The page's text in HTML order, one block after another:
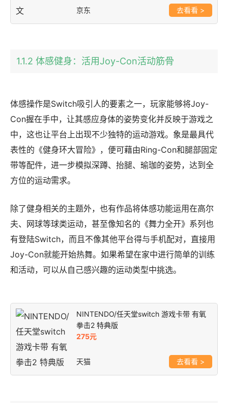
京东 >
1.1.2 体感健身：活用Joy-Con活动筋骨
体感操作是Switch吸引人的要素之一，玩家能够将Joy-
Con握在手中，让其感应身体的姿势变化并反映于游戏之
中，这也让平台上出现不少独特的运动游戏。象是最具代
表性的《健身环大冒险》，便可藉由Ring-Con和腿部固定
带等配件，进一步模拟深蹲、抬腿、瑜珈的姿势，达到全
方位的运动需求。
除了健身相关的主题外，也有作品将体感功能运用在高尔
夫、网球等球类运动，甚至像知名的《舞力全开》系列也
有登陆Switch，而且不像其他平台得与手机配对，直接用
Joy-Con就能开始热舞。如果希望在家中进行简单的训练
和活动，可以从自己感兴趣的运动类型中挑选。
NINTENDO/任天堂switch 游戏卡带 有氧
拳击2 特典版
275元
天猫 >